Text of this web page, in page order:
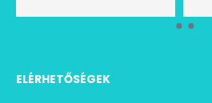
ELÉRHETŐSÉGEK